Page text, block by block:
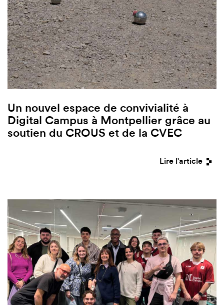
Un nouvel espace de convivialité à
Digital Campus à Montpellier grâce au
soutien du CROUS et de la CVEC
Lire l'article